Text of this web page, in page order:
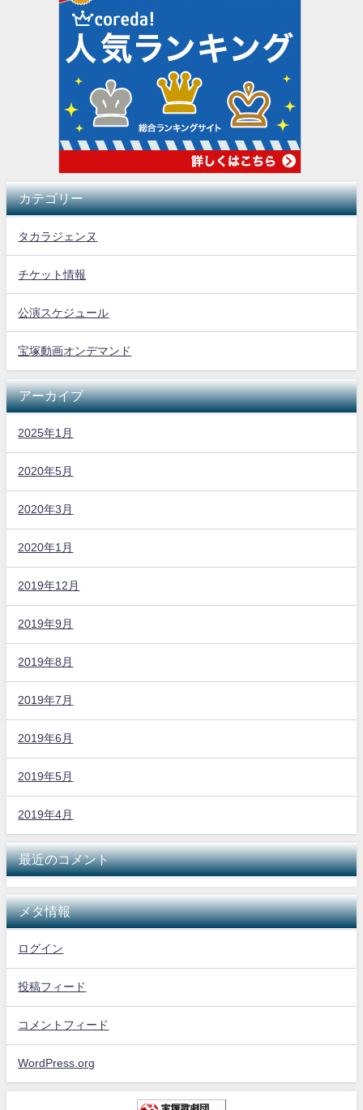
カテゴリー
タカラジェンヌ
チケット情報
公演スケジュール
宝塚動画オンデマンド
アーカイブ
2025年1月
2020年5月
2020年3月
2020年1月
2019年12月
2019年9月
2019年8月
2019年7月
2019年6月
2019年5月
2019年4月
最近のコメント
メタ情報
ログイン
投稿フィード
コメントフィード
WordPress.org